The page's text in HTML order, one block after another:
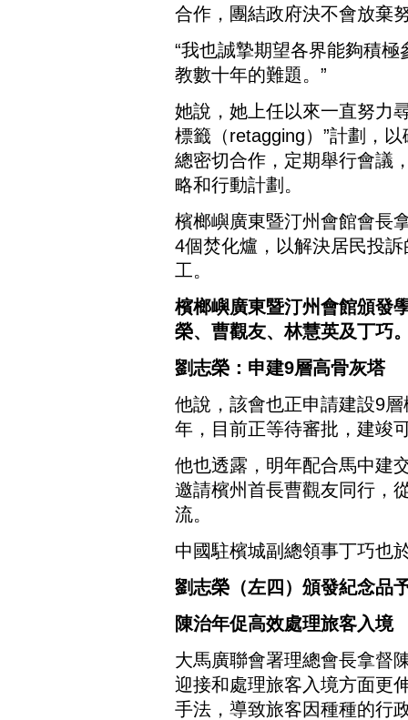
合作，團結政府決不會放棄
“我也誠摯期望各界能夠積
教數十年的難題。”
她說，她上任以來一直努力
標籤（retagging）”計劃，
總密切合作，定期舉行會議
略和行動計劃。
檳榔嶼廣東暨汀州會館會長
4個焚化爐，以解決居民投
工。
檳榔嶼廣東暨汀州會館頒發
榮、曹觀友、林慧英及丁巧
劉志榮：申建9層高骨灰塔
他說，該會也正申請建設9
年，目前正等待審批，建竣
他也透露，明年配合馬中建
邀請檳州首長曹觀友同行，
流。
中國駐檳城副總領事丁巧也
劉志榮（左四）頒發紀念品
陳治年促高效處理旅客入境
大馬廣聯會署理總會長拿督
迎接和處理旅客入境方面更
手法，導致旅客因種種的行